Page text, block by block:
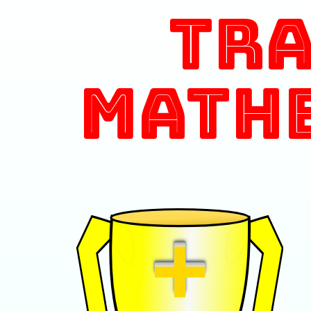
+